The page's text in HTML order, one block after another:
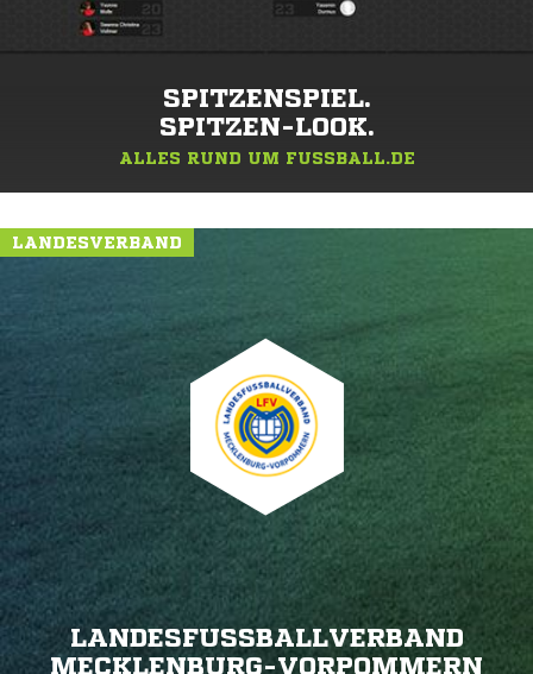
SPITZENSPIEL.
SPITZEN-LOOK.
ALLES RUND UM FUSSBALL.DE
LANDESVERBAND
LANDESFUSSBALLVERBAND M
ECKLENBURG-VORPOMMERN